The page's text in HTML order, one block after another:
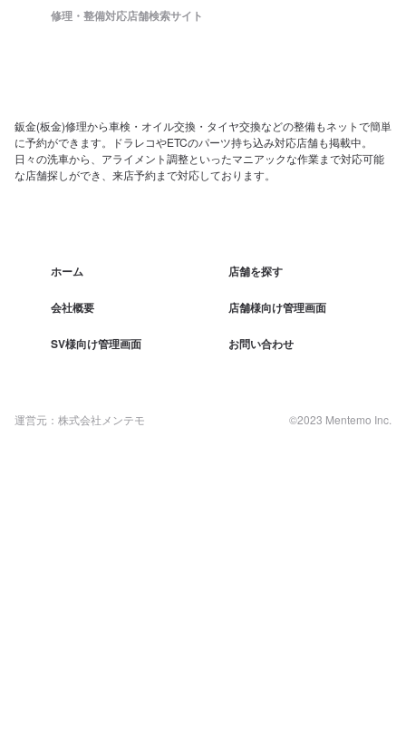
修理・整備対応店舗検索サイト
鈑金(板金)修理から車検・オイル交換・タイヤ交換などの整備もネットで簡単
に予約ができます。ドラレコやETCのパーツ持ち込み対応店舗も掲載中。
日々の洗車から、アライメント調整といったマニアックな作業まで対応可能
な店舗探しができ、来店予約まで対応しております。
ホーム 店舗を探す
会社概要 店舗様向け管理画面
SV様向け管理画面 お問い合わせ
運営元：株式会社メンテモ ©2023 Mentemo Inc.